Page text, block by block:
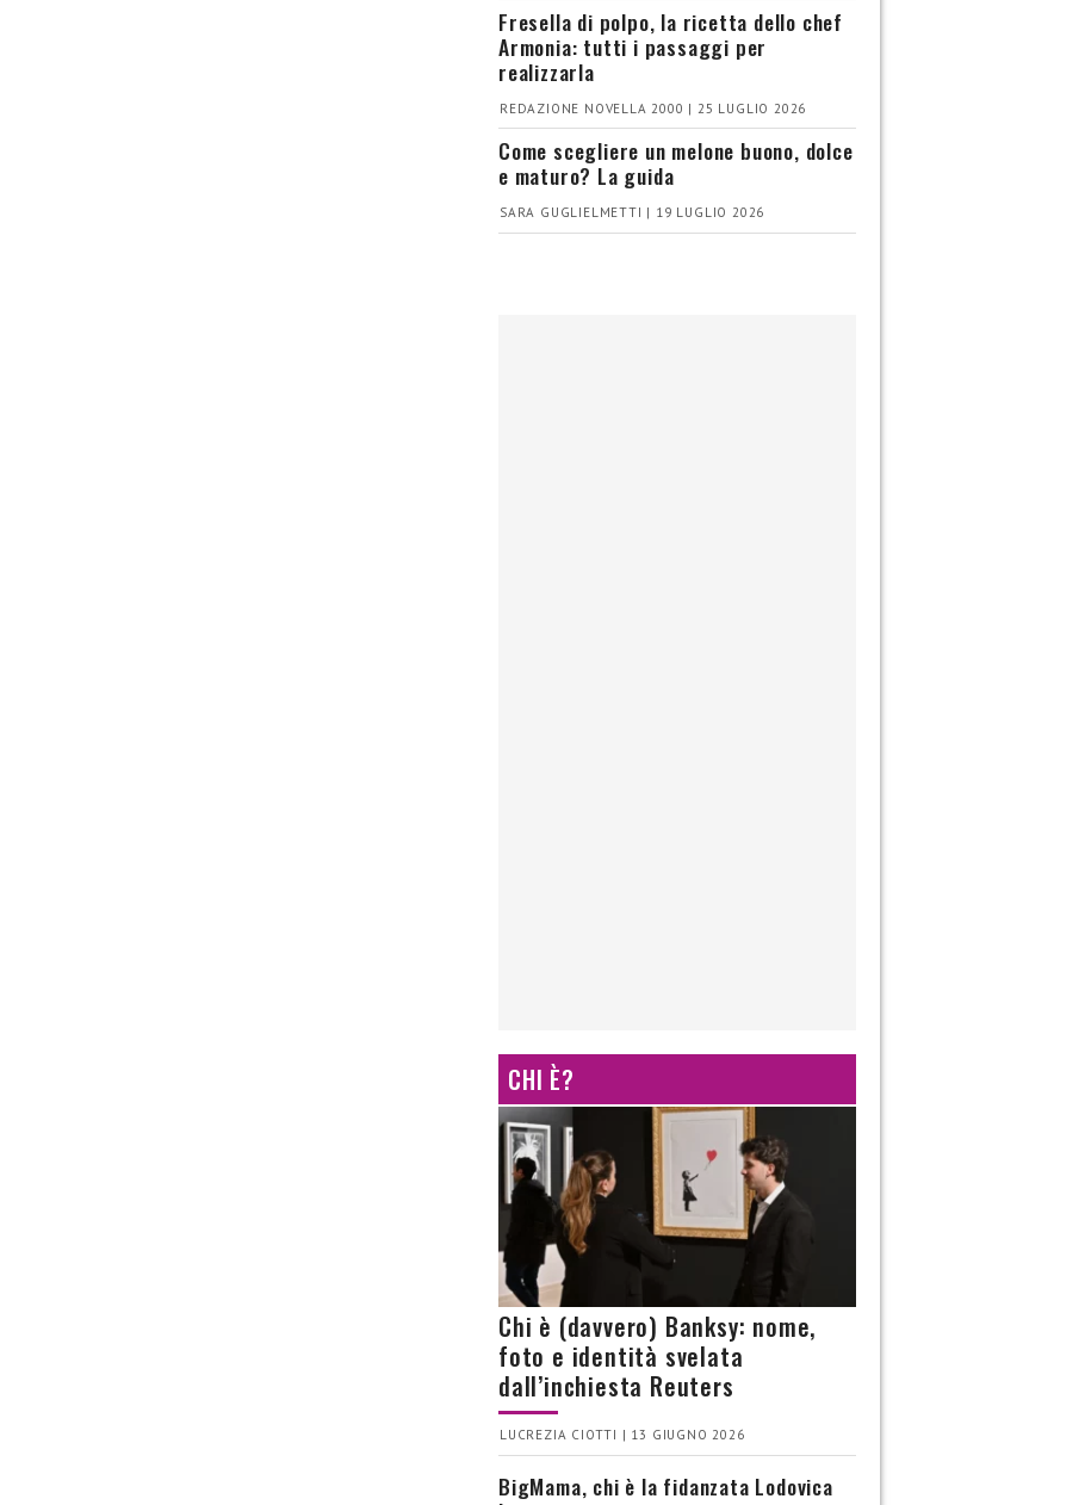
Fresella di polpo, la ricetta dello chef
Armonia: tutti i passaggi per
realizzarla
REDAZIONE NOVELLA 2000 | 25 LUGLIO 2026
Come scegliere un melone buono, dolce
e maturo? La guida
SARA GUGLIELMETTI | 19 LUGLIO 2026
CHI È?
Chi è (davvero) Banksy: nome,
foto e identità svelata
dall’inchiesta Reuters
LUCREZIA CIOTTI | 13 GIUGNO 2026
BigMama, chi è la fidanzata Lodovica